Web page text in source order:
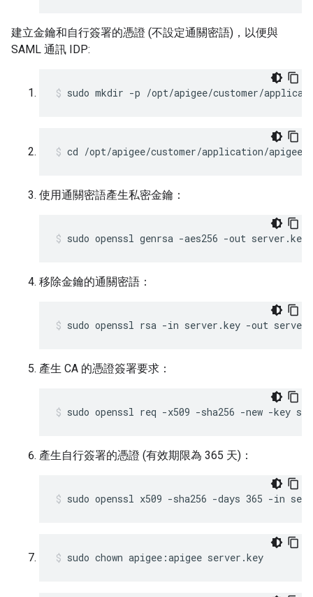
建立金鑰和自行簽署的憑證 (不設定通關密語)，以便與
SAML 通訊 IDP:
sudo mkdir -p /opt/apigee/customer/
cd /opt/apigee/customer/application/apigee-
使用通關密語產生私密金鑰：
sudo openssl genrsa -aes256 -out server.key
移除金鑰的通關密語：
sudo openssl rsa -in server.key -out
產生 CA 的憑證簽署要求：
sudo openssl req -x509 -sha256 -new -key
產生自行簽署的憑證 (有效期限為 365 天)：
sudo openssl x509 -sha256 -days 365 -in
sudo chown apigee:apigee server.key